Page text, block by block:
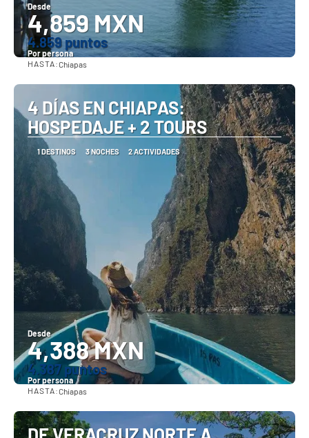
Desde
4,859 MXN
4.859 puntos
Por persona
HASTA:Chiapas
4 DÍAS EN CHIAPAS:
HOSPEDAJE + 2 TOURS
1 DESTINOS 3 NOCHES 2 ACTIVIDADES
Desde
4,388 MXN
4.387 puntos
Por persona
HASTA:Chiapas